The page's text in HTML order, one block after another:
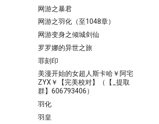
网游之暴君
网游之羽化（至1048章）
网游变身之倾城剑仙
罗罗娜的异世之旅
罪刻印
美漫开始的女超人斯卡哈￥阿宅
ZYX￥【完美校对】（【_提取
群】606793406）
羽化
羽皇